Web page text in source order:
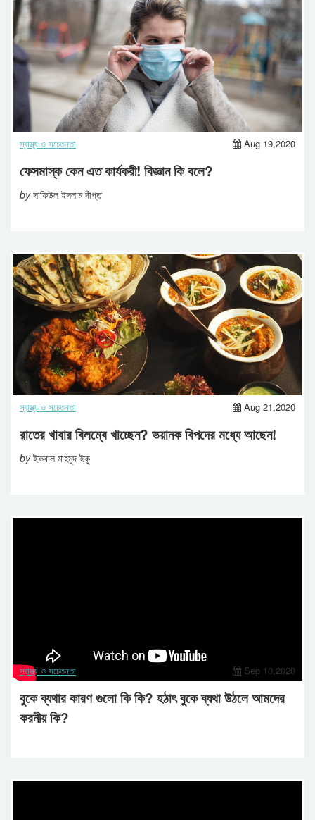
স্বাস্থ্য ও সচেতনতা Aug 19,2020
ফেসমাস্ক কেন এত কার্যকরী! বিজ্ঞান কি বলে?
byসাফিউল ইসলাম দীপ্ত
স্বাস্থ্য ও সচেতনতা Aug 21,2020
রাতের খাবার বিলম্বে খাচ্ছেন? ভয়ানক বিপদের মধ্যে আছেন!
byইকবাল মাহমুদ ইকু
স্বাস্থ্য ও সচেতনতা Sep 10,2020
বুকে ব্যথার কারণ গুলো কি কি? হঠাৎ বুকে ব্যথা উঠলে আমদের
করনীয় কি?